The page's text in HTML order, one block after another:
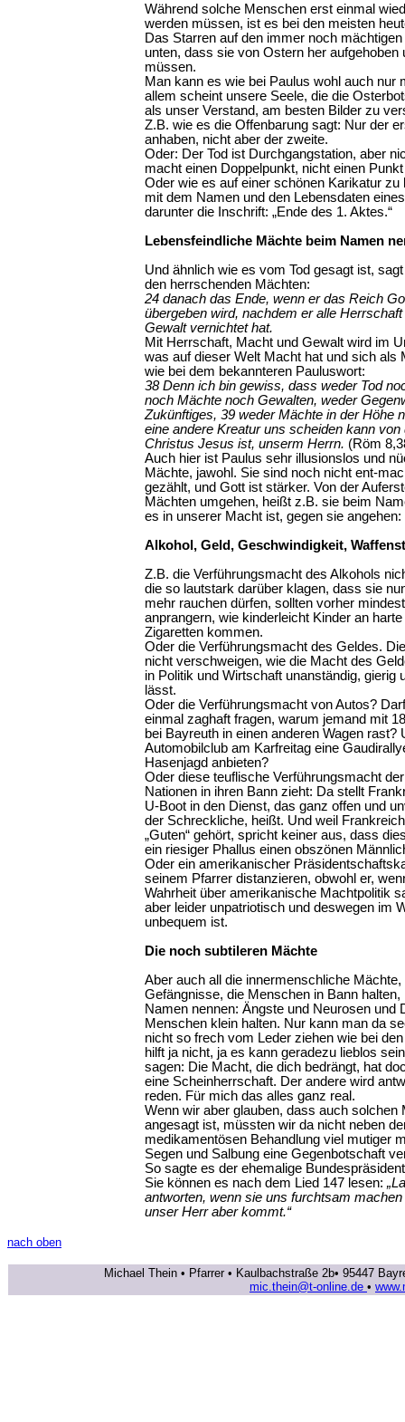
Während solche Menschen erst einmal
werden müssen, ist es bei den meisten
Das Starren auf den immer noch
unten, dass sie von Ostern her aufgehoben
müssen.
Man kann es wie bei Paulus wohl auch nur
allem scheint unsere Seele, die die
als unser Verstand, am besten Bilder zu
Z.B. wie es die Offenbarung sagt: Nur der
anhaben, nicht aber der zweite.
Oder: Der Tod ist Durchgangstation, aber
macht einen Doppelpunkt, nicht einen
Oder wie es auf einer schönen Karikatur zu
mit dem Namen und den Lebensdaten
darunter die Inschrift: „Ende des 1. Aktes.“
Lebensfeindliche Mächte beim Namen
Und ähnlich wie es vom Tod gesagt ist,
den herrschenden Mächten:
24 danach das Ende, wenn er das Reich
übergeben wird, nachdem er alle
Gewalt vernichtet hat.
Mit Herrschaft, Macht und Gewalt wird im
was auf dieser Welt Macht hat und sich als
wie bei dem bekannteren Pauluswort:
38 Denn ich bin gewiss, dass weder Tod
noch Mächte noch Gewalten, weder
Zukünftiges, 39 weder Mächte in der Höhe
eine andere Kreatur uns scheiden kann
Christus Jesus ist, unserm Herrn. (Röm
Auch hier ist Paulus sehr illusionslos und
Mächte, jawohl. Sie sind noch nicht ent-
gezählt, und Gott ist stärker. Von der
Mächten umgehen, heißt z.B. sie beim
es in unserer Macht ist, gegen sie angehen:
Alkohol, Geld, Geschwindigkeit,
Z.B. die Verführungsmacht des Alkohols
die so lautstark darüber klagen, dass sie
mehr rauchen dürfen, sollten vorher
anprangern, wie kinderleicht Kinder an
Zigaretten kommen.
Oder die Verführungsmacht des Geldes.
nicht verschweigen, wie die Macht des
in Politik und Wirtschaft unanständig, gierig
lässt.
Oder die Verführungsmacht von Autos?
einmal zaghaft fragen, warum jemand mit
bei Bayreuth in einen anderen Wagen rast?
Automobilclub am Karfreitag eine
Hasenjagd anbieten?
Oder diese teuflische Verführungsmacht
Nationen in ihren Bann zieht: Da stellt
U-Boot in den Dienst, das ganz offen und
der Schreckliche, heißt. Und weil
„Guten“ gehört, spricht keiner aus, dass
ein riesiger Phallus einen obszönen
Oder ein amerikanischer
seinem Pfarrer distanzieren, obwohl er,
Wahrheit über amerikanische Machtpolitik
aber leider unpatriotisch und deswegen im
unbequem ist.
Die noch subtileren Mächte
Aber auch all die innermenschliche
Gefängnisse, die Menschen in Bann
Namen nennen: Ängste und Neurosen und
Menschen klein halten. Nur kann man da
nicht so frech vom Leder ziehen wie bei
hilft ja nicht, ja es kann geradezu lieblos
sagen: Die Macht, die dich bedrängt, hat
eine Scheinherrschaft. Der andere wird
reden. Für mich das alles ganz real.
Wenn wir aber glauben, dass auch solchen
angesagt ist, müssten wir da nicht neben
medikamentösen Behandlung viel mutiger
Segen und Salbung eine Gegenbotschaft
So sagte es der ehemalige
Sie können es nach dem Lied 147 lesen:
antworten, wenn sie uns furchtsam
unser Herr aber kommt.“
nach oben
Michael Thein • Pfarrer • Kaulbachstraße 2b• 95447
mic.thein@t-online.de •